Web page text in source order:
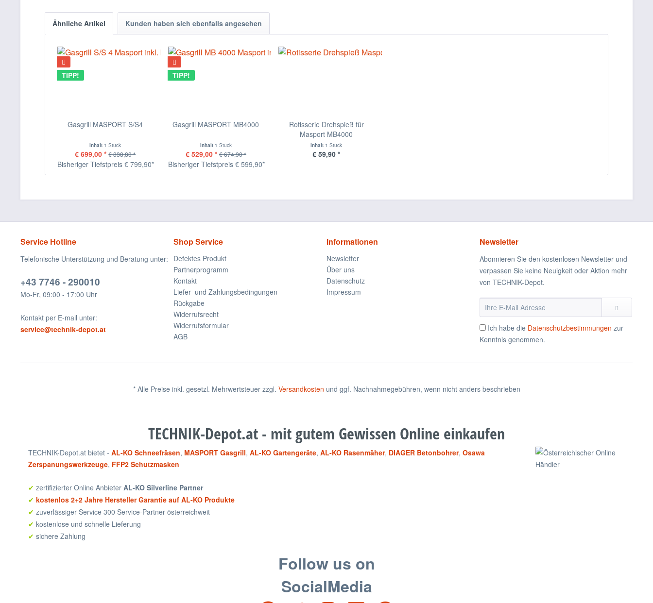
Ähnliche Artikel Kunden haben sich ebenfalls angesehen
TIPP!
Gasgrill MASPORT S/S4
Inhalt 1 Stück
€ 699,00 * € 838,80 *
Bisheriger Tiefstpreis € 799,90*
TIPP!
Gasgrill MASPORT MB4000
Inhalt 1 Stück
€ 529,00 * € 674,90 *
Bisheriger Tiefstpreis € 599,90*
Rotisserie Drehspieß für
Masport MB4000
Inhalt 1 Stück
€ 59,90 *
Service Hotline
Telefonische Unterstützung und Beratung unter:
+43 7746 - 290010
Mo-Fr, 09:00 - 17:00 Uhr
Kontakt per E-mail unter:
service@technik-depot.at
Shop Service
Defektes Produkt
Partnerprogramm
Kontakt
Liefer- und Zahlungsbedingungen
Rückgabe
Widerrufsrecht
Widerrufsformular
AGB
Informationen
Newsletter
Über uns
Datenschutz
Impressum
Newsletter
Abonnieren Sie den kostenlosen Newsletter und
verpassen Sie keine Neuigkeit oder Aktion mehr
von TECHNIK-Depot.
Ich habe die Datenschutzbestimmungen zur
Kenntnis genommen.
* Alle Preise inkl. gesetzl. Mehrwertsteuer zzgl. Versandkosten und ggf. Nachnahmegebühren, wenn nicht anders beschrieben
TECHNIK-Depot.at - mit gutem Gewissen Online einkaufen
TECHNIK-Depot.at bietet - AL-KO Schneefräsen, MASPORT Gasgrill, AL-KO Gartengeräte, AL-KO Rasenmäher, DIAGER Betonbohrer, Osawa
Zerspanungswerkzeuge, FFP2 Schutzmasken
✔ zertifizierter Online Anbieter AL-KO Silverline Partner
✔ kostenlos 2+2 Jahre Hersteller Garantie auf AL-KO Produkte
✔ zuverlässiger Service 300 Service-Partner österreichweit
✔ kostenlose und schnelle Lieferung
✔ sichere Zahlung
Follow us on
SocialMedia